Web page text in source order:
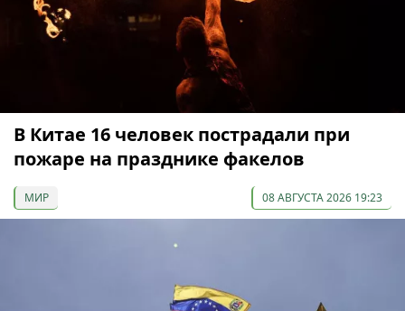
В Китае 16 человек пострадали при
пожаре на празднике факелов
МИР 08 АВГУСТА 2026 19:23